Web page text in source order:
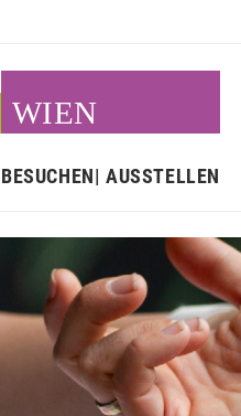
WIEN
BESUCHEN AUSSTELLEN